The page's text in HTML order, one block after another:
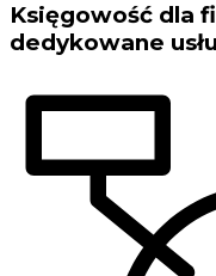
Księgowość dla
dedykowane